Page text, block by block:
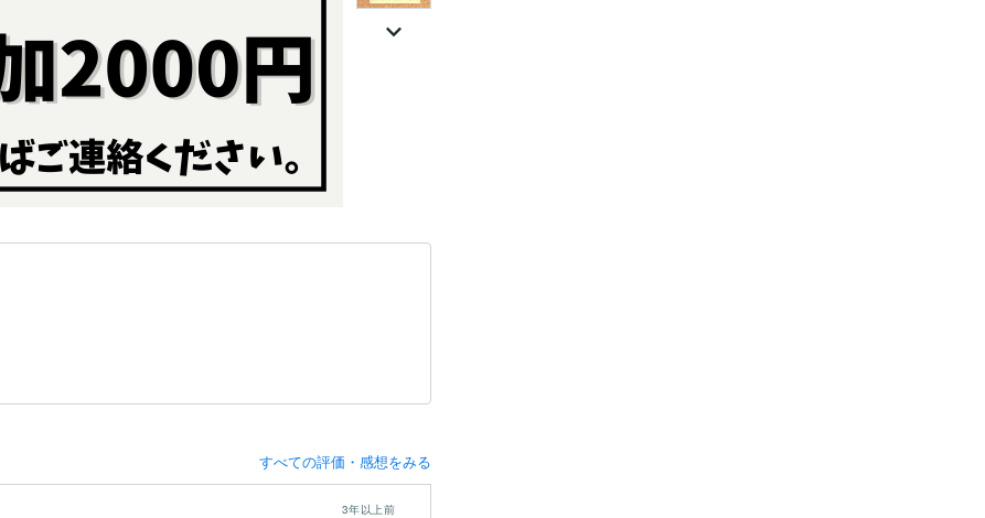
すべての評価・感想をみる
3年以上前